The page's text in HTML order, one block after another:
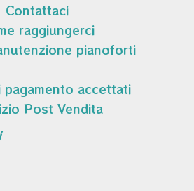
Contattaci
raggiungerci
pianoforti
accettati
Post Vendita